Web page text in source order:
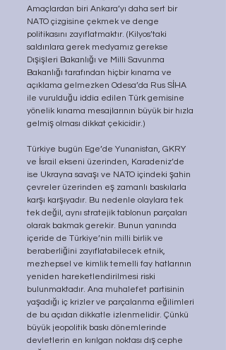
Amaçlardan biri Ankara’yı daha sert bir
NATO çizgisine çekmek ve denge
politikasını zayıflatmaktır. (Kilyos’taki
saldırılara gerek medyamız gerekse
Dışişleri Bakanlığı ve Milli Savunma
Bakanlığı tarafından hiçbir kınama ve
açıklama gelmezken Odesa’da Rus SİHA
ile vurulduğu iddia edilen Türk gemisine
yönelik kınama mesajlarının büyük bir hızla
gelmiş olması dikkat çekicidir.)
Türkiye bugün Ege’de Yunanistan, GKRY
ve İsrail ekseni üzerinden, Karadeniz’de
ise Ukrayna savaşı ve NATO içindeki şahin
çevreler üzerinden eş zamanlı baskılarla
karşı karşıyadır. Bu nedenle olaylara tek
tek değil, aynı stratejik tablonun parçaları
olarak bakmak gerekir. Bunun yanında
içeride de Türkiye’nin milli birlik ve
beraberliğini zayıflatabilecek etnik,
mezhepsel ve kimlik temelli fay hatlarının
yeniden hareketlendirilmesi riski
bulunmaktadır. Ana muhalefet partisinin
yaşadığı iç krizler ve parçalanma eğilimleri
de bu açıdan dikkatle izlenmelidir. Çünkü
büyük jeopolitik baskı dönemlerinde
devletlerin en kırılgan noktası dış cephe